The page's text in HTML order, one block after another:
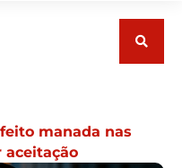
manada nas
aceitação